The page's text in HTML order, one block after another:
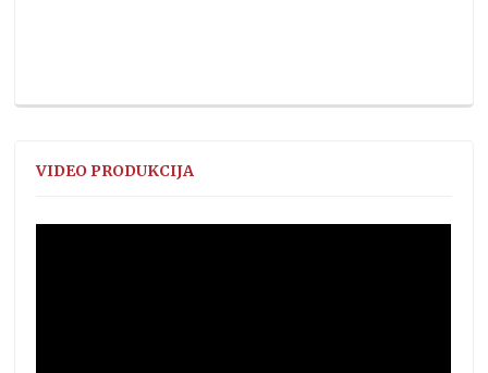
VIDEO PRODUKCIJA